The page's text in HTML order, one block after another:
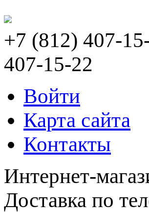
+7 (812) 407-
407-15-22
Войти
Карта сайта
Контакты
Интернет-
Доставка по